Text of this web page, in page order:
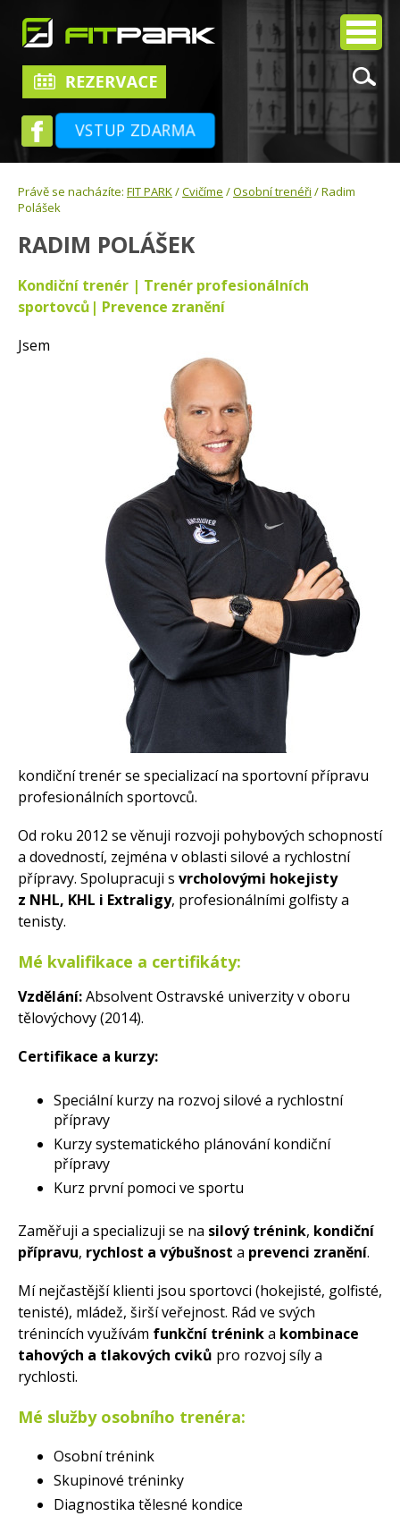
VSTUP ZDARMA
Právě se nacházíte: FIT PARK/Cvičíme /Osobní trenéři / Radim
Polášek
RADIM POLÁŠEK
Kondiční trenér | Trenér profesionálních
sportovců| Prevence zranění
Jsem
kondiční trenér se specializací na sportovní přípravu
profesionálních sportovců.
Od roku 2012 se věnuji rozvoji pohybových schopností
a dovedností, zejména v oblasti silové a rychlostní
přípravy. Spolupracuji s vrcholovými hokejisty
z NHL, KHL i Extraligy, profesionálními golfisty a
tenisty.
Mé kvalifikace a certifikáty:
Vzdělání:Absolvent Ostravské univerzity v oboru
tělovýchovy (2014).
Certifikace a kurzy:
Speciální kurzy na rozvoj silové a rychlostní
přípravy
Kurzy systematického plánování kondiční
přípravy
Kurz první pomoci ve sportu
Zaměřuji a specializuji se na silový trénink, kondiční
přípravu, rychlost a výbušnost a prevenci zranění.
Mí nejčastější klienti jsou sportovci (hokejisté, golfisté,
tenisté), mládež, širší veřejnost. Rád ve svých
trénincích využívám funkční tréninka kombinace
tahových a tlakových cviků pro rozvoj síly a
rychlosti.
Mé služby osobního trenéra:
Osobní trénink
Skupinové tréninky
Diagnostika tělesné kondice